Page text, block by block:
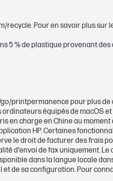
recycle. Pour en savoir plus
5 % de plastique provenant des
go/printpermanence pour plus de
ordinateurs équipés de macOS
en charge en Chine au moment
HP. Certaines
le droit de facturer des frais
d’envoi de fax uniquement.
dans la langue locale
de sa configuration. Pour